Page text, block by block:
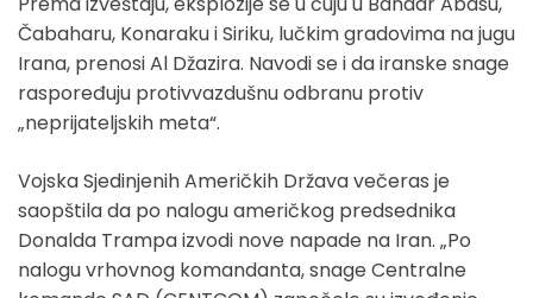
Čabaharu, Konaraku i Siriku, lučkim gradovima na jugu
Irana, prenosi Al Džazira. Navodi se i da iranske snage
raspoređuju protivvazdušnu odbranu protiv
„neprijateljskih meta“.
Vojska Sjedinjenih Američkih Država večeras je
saopštila da po nalogu američkog predsednika
Donalda Trampa izvodi nove napade na Iran. „Po
nalogu vrhovnog komandanta, snage Centralne